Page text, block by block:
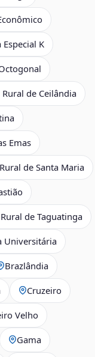
Especial K
Rural de Ceilândia
Emas
de Santa Maria
de Taguatinga
Universitária
Brazlândia
Cruzeiro
Velho
Gama